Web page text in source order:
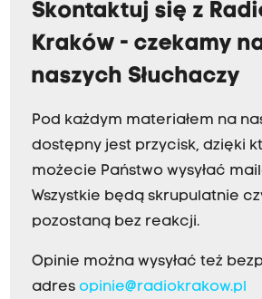
Skontaktuj się z
Kraków - czekamy
naszych Słuchaczy
Pod każdym materiałem na
dostępny jest przycisk, dzięki
możecie Państwo wysyłać
Wszystkie będą skrupulatnie
pozostaną bez reakcji.
Opinie można wysyłać też
adres opinie@radiokrakow.pl